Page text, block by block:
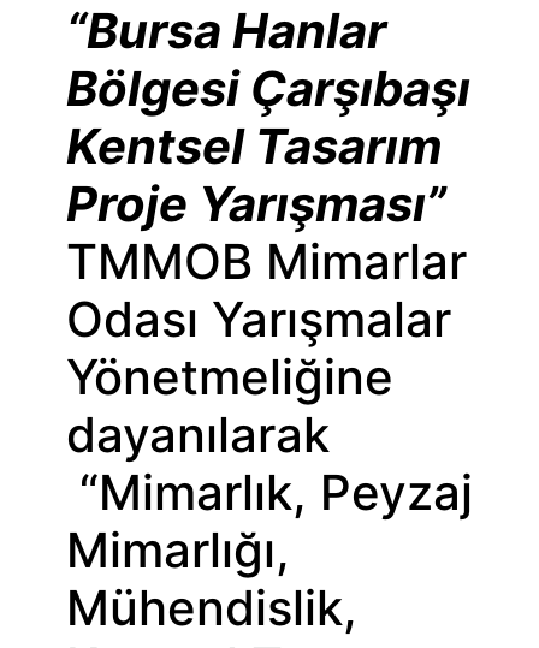
“Bursa Hanlar
Bölgesi Çarşıbaşı
Kentsel Tasarım
Proje Yarışması”
TMMOB Mimarlar
Odası Yarışmalar
Yönetmeliğine
dayanılarak
“Mimarlık, Peyzaj
Mimarlığı,
Mühendislik,